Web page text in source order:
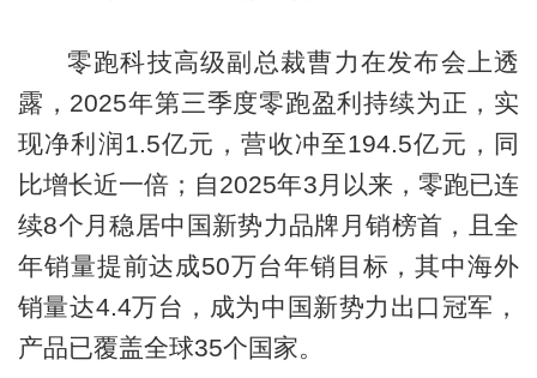
零跑科技高级副总裁曹力在发布会上透
露，2025年第三季度零跑盈利持续为正，实
现净利润1.5亿元，营收冲至194.5亿元，同
比增长近一倍；自2025年3月以来，零跑已连
续8个月稳居中国新势力品牌月销榜首，且全
年销量提前达成50万台年销目标，其中海外
销量达4.4万台，成为中国新势力出口冠军，
产品已覆盖全球35个国家。